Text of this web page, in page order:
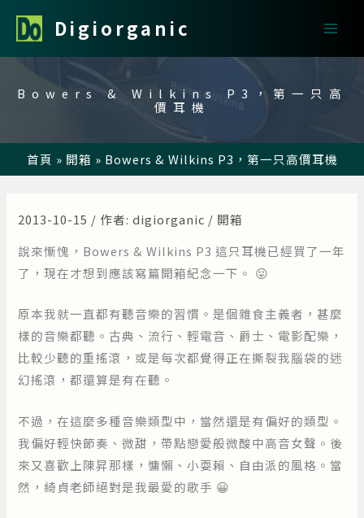
主
Digiorganic
Bowers & Wilkins P3，第一只高
價耳機
首頁 » 開箱 » Bowers & Wilkins P3，第一只高價耳機
2013-10-15 / 作者:digiorganic / 開箱
說來慚愧，Bowers & Wilkins P3 這只耳機已經買了一年
了，現在才想到應該寫篇開箱紀念一下。 😛
原本我就一直都有聽音樂的習慣。是個雜食主義者，甚麼
樣的音樂都聽。古典、流行、輕電音、爵士、電影配樂，
比較少聽的重搖滾，或是每次都覺得正在撕裂我腦袋的迷
幻搖滾，都還算是有在聽。
不過，在這麼多種音樂類型中，當然還是有偏好的類型。
我偏好輕快節奏、微甜，帶點戀愛般微酸中高音女聲。後
來又喜歡上陳昇那樣，慵懶、小耍賴、自由派的風格。當
然，綺貞老師絕對是我最愛的歌手 😀